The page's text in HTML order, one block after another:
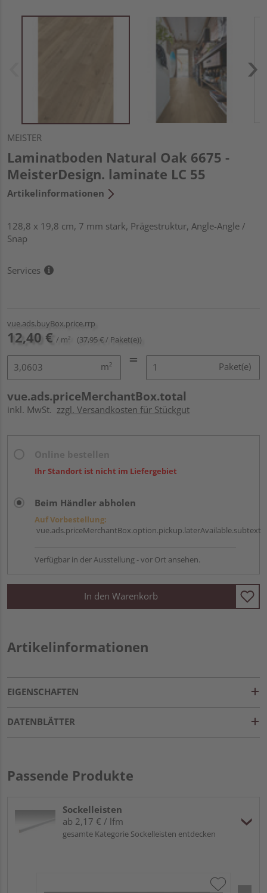
MEISTER
Laminatboden Natural Oak 6675 -
MeisterDesign. laminate LC 55
Artikelinformationen
128,8 x 19,8 cm, 7 mm stark, Prägestruktur, Angle-Angle /
Snap
Services
vue.ads.buyBox.price.rrp
12,40 € / m² (37,95 € / Paket(e))
m² Paket(e)
vue.ads.priceMerchantBox.total
inkl. MwSt. zzgl. Versandkosten für Stückgut
Ihr Standort ist nicht im Liefergebiet
Beim Händler abholen
Auf Vorbestellung:
vue.ads.priceMerchantBox.option.pickup.laterAvailable.subtext
Verfügbar in der Ausstellung - vor Ort ansehen.
In den Warenkorb
Artikelinformationen
EIGENSCHAFTEN
DATENBLÄTTER
Passende Produkte
Sockelleisten
ab 2,17 € / lfm
gesamte Kategorie Sockelleisten entdecken